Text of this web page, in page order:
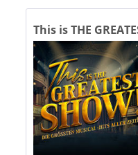
This is THE